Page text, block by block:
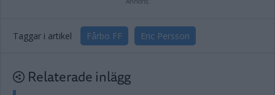
Taggar i artikel Fårbo FF Eric Persson
Relaterade inlägg